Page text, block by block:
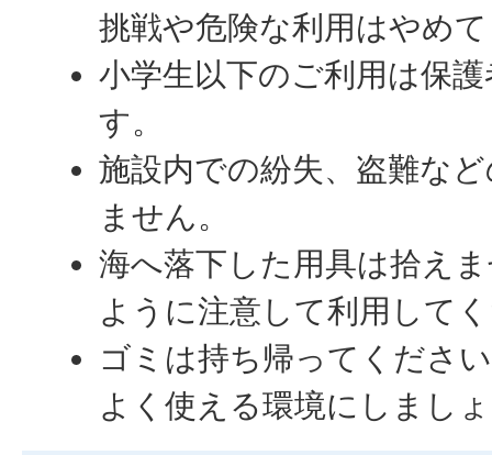
挑戦や危険な利用はやめ
小学生以下のご利用は保
す。
施設内での紛失、盗難な
ません。
海へ落下した用具は拾え
ように注意して利用して
ゴミは持ち帰ってくださ
よく使える環境にしまし